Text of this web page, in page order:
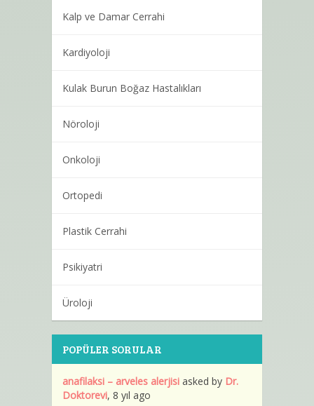
Kalp ve Damar Cerrahi
Kardiyoloji
Kulak Burun Boğaz Hastalıkları
Nöroloji
Onkoloji
Ortopedi
Plastik Cerrahi
Psikiyatri
Üroloji
POPÜLER SORULAR
anafilaksi – arveles alerjisiasked by Dr.
Doktorevi, 8 yıl ago